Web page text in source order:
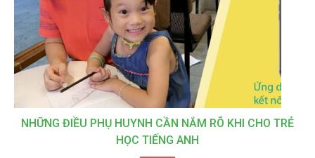
NHỮNG ĐIỀU PHỤ HUYNH CẦN NẮM RÕ KHI CHO TRẺ
HỌC TIẾNG ANH